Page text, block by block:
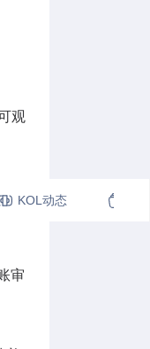
KOL动态
观
口
审